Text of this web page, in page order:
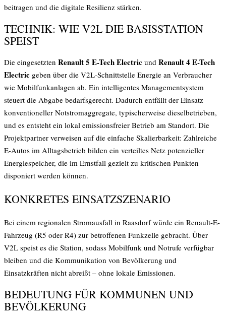
beitragen und die digitale Resilienz stärken.
TECHNIK: WIE V2L DIE BASISSTATION
SPEIST
Die eingesetzten Renault 5 E-Tech Electric und Renault 4 E-Tech
Electric geben über die V2L-Schnittstelle Energie an Verbraucher
wie Mobilfunkanlagen ab. Ein intelligentes Managementsystem
steuert die Abgabe bedarfsgerecht. Dadurch entfällt der Einsatz
konventioneller Notstromaggregate, typischerweise dieselbetrieben,
und es entsteht ein lokal emissionsfreier Betrieb am Standort. Die
Projektpartner verweisen auf die einfache Skalierbarkeit: Zahlreiche
E-Autos im Alltagsbetrieb bilden ein verteiltes Netz potenzieller
Energiespeicher, die im Ernstfall gezielt zu kritischen Punkten
disponiert werden können.
KONKRETES EINSATZSZENARIO
Bei einem regionalen Stromausfall in Raasdorf würde ein Renault-E-
Fahrzeug (R5 oder R4) zur betroffenen Funkzelle gebracht. Über
V2L speist es die Station, sodass Mobilfunk und Notrufe verfügbar
bleiben und die Kommunikation von Bevölkerung und
Einsatzkräften nicht abreißt – ohne lokale Emissionen.
BEDEUTUNG FÜR KOMMUNEN UND
BEVÖLKERUNG